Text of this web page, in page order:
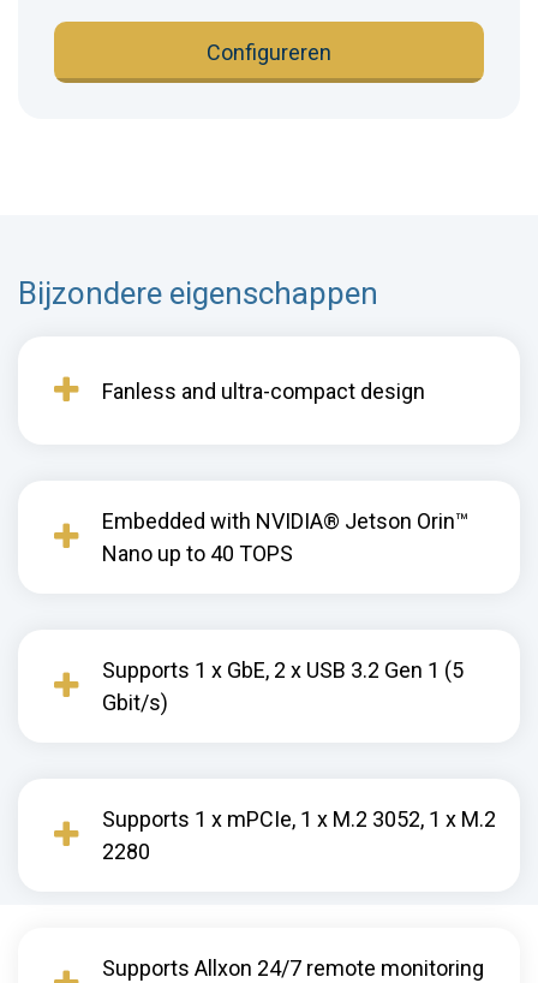
Configureren
Bijzondere eigenschappen
Fanless and ultra-compact design
Embedded with NVIDIA® Jetson Orin™
Nano up to 40 TOPS
Supports 1 x GbE, 2 x USB 3.2 Gen 1 (5
Gbit/s)
Supports 1 x mPCIe, 1 x M.2 3052, 1 x M.2
2280
Supports Allxon 24/7 remote monitoring